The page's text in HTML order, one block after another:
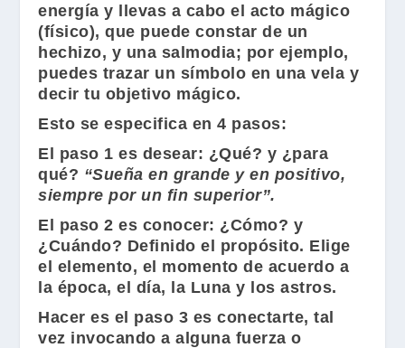
energía y llevas a cabo el acto mágico
(físico), que puede constar de un
hechizo, y una salmodia; por ejemplo,
puedes trazar un símbolo en una vela y
decir tu objetivo mágico.
Esto se especifica en 4 pasos:
El paso 1 es desear: ¿Qué? y ¿para
qué? “Sueña en grande y en positivo,
siempre por un fin superior”.
El paso 2 es conocer: ¿Cómo? y
¿Cuándo? Definido el propósito. Elige
el elemento, el momento de acuerdo a
la época, el día, la Luna y los astros.
Hacer es el paso 3 es conectarte, tal
vez invocando a alguna fuerza o